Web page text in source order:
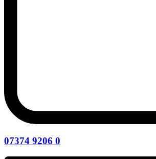
07374 9206 0